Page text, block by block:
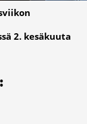
2. kesäkuuta